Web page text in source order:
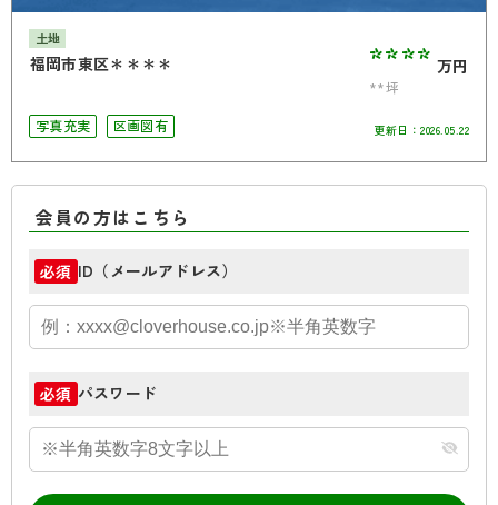
土地
福岡市東区＊＊＊＊ **** 万円
**坪
写真充実
区画図有 更新日： 2026.05.22
会員の方はこちら
必須 ID（メールアドレス）
必須 パスワード